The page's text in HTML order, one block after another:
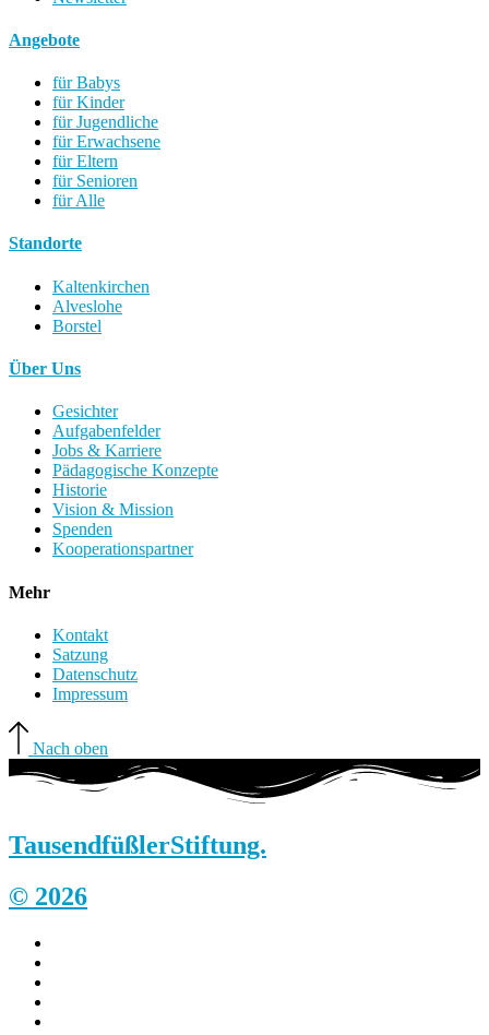
Angebote
für Babys
für Kinder
für Jugendliche
für Erwachsene
für Eltern
für Senioren
für Alle
Standorte
Kaltenkirchen
Alveslohe
Borstel
Über Uns
Gesichter
Aufgabenfelder
Jobs & Karriere
Pädagogische Konzepte
Historie
Vision & Mission
Spenden
Kooperationspartner
Mehr
Kontakt
Satzung
Datenschutz
Impressum
Nach oben
TausendfüßlerStiftung.
© 2026